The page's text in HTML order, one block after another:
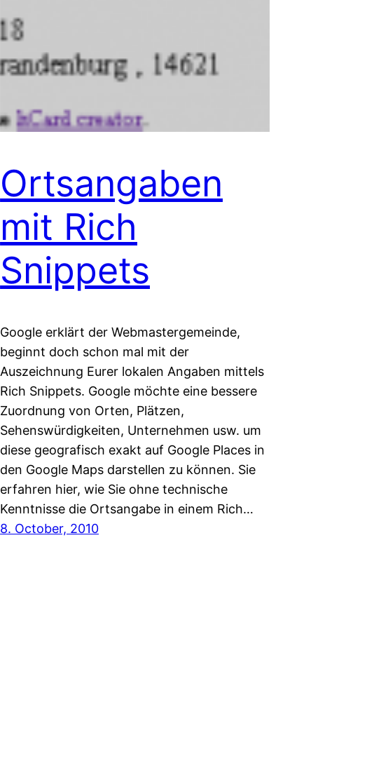
Ortsangaben
mit Rich
Snippets
Google erklärt der Webmastergemeinde,
beginnt doch schon mal mit der
Auszeichnung Eurer lokalen Angaben mittels
Rich Snippets. Google möchte eine bessere
Zuordnung von Orten, Plätzen,
Sehenswürdigkeiten, Unternehmen usw. um
diese geografisch exakt auf Google Places in
den Google Maps darstellen zu können. Sie
erfahren hier, wie Sie ohne technische
Kenntnisse die Ortsangabe in einem Rich…
8. October, 2010